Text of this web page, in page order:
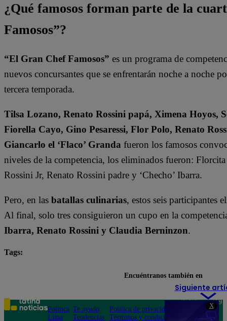
X
¿Qué famosos forman parte de la
Famosos”?
“El Gran Chef Famosos” es un programa de
nuevos concursantes que se enfrentarán noche a noche
tercera temporada.
Tilsa Lozano, Renato Rossini papá, Ximena Hoyos,
Fiorella Cayo, Gino Pesaressi, Flor Polo, Renato
Giancarlo el ‘Flaco’ Granda fueron los famosos
niveles de la competencia, los eliminados fueron:
Rossini Jr, Renato Rossini padre y ‘Checho’ Ibarra.
Pero, en las batallas culinarias, estos seis participantes
Al final, solo tres consiguieron un cupo en la
Ibarra, Renato Rossini y Claudia Berninzon.
Tags:
Siguiente
Encuéntranos también en
Política
Lima
Te ayudo
Tendencias
Política de privacidad
Términos y condiciones
Teléfono: 219
Av. San